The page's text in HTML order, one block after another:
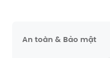
An toàn & Bảo mật